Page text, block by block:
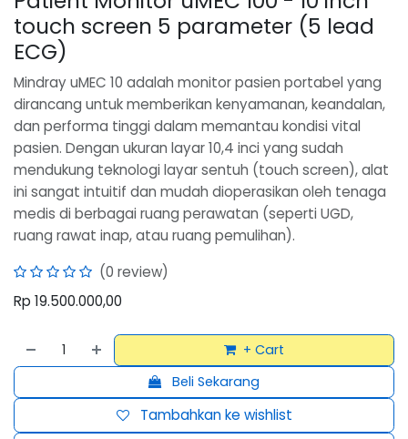
touch screen 5 parameter (5 lead
ECG)
Mindray uMEC 10 adalah monitor pasien portabel yang
dirancang untuk memberikan kenyamanan, keandalan,
dan performa tinggi dalam memantau kondisi vital
pasien. Dengan ukuran layar 10,4 inci yang sudah
mendukung teknologi layar sentuh (touch screen), alat
ini sangat intuitif dan mudah dioperasikan oleh tenaga
medis di berbagai ruang perawatan (seperti UGD,
ruang rawat inap, atau ruang pemulihan).
(0 review)
Rp 19.500.000,00
+ Cart
Beli Sekarang
Tambahkan ke wishlist